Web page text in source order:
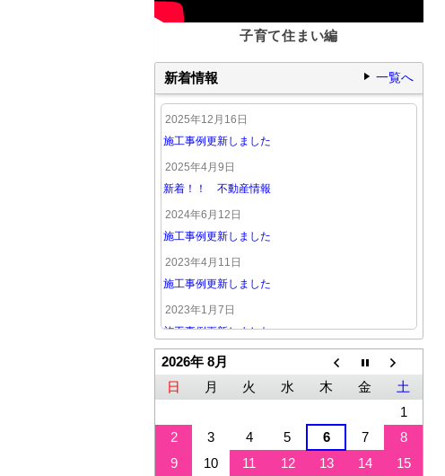
子育て住まい編
一覧へ
新着情報
2025年12月16日
施工事例更新しました
2025年4月9日
新着！！ 不動産情報
2024年6月12日
施工事例更新しました
2023年4月11日
施工事例更新しました
2023年1月7日
施工事例更新しました
2026年 8月
日
月 火 水 木 金
土
1
2
3 4 5 6 7
8
9
10 11 12 13 14
15